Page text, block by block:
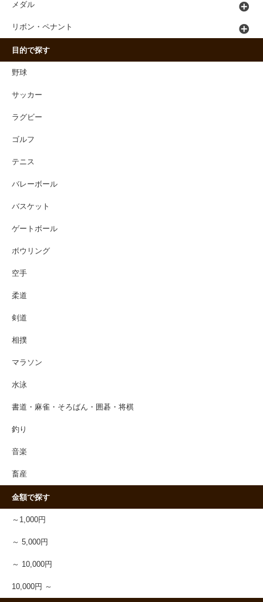
メダル
リボン・ペナント
目的で探す
野球
サッカー
ラグビー
ゴルフ
テニス
バレーボール
バスケット
ゲートボール
ボウリング
空手
柔道
剣道
相撲
マラソン
水泳
書道・麻雀・そろばん・囲碁・将棋
釣り
音楽
畜産
金額で探す
～1,000円
～ 5,000円
～ 10,000円
10,000円 ～